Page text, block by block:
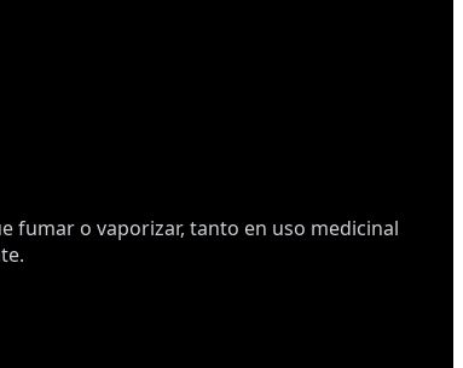
fumar o vaporizar, tanto en uso medicinal